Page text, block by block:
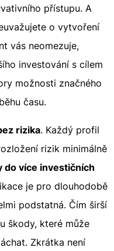
přístupu. A
o vytvoření
vás neomezuje,
investování s cílem
možnosti značného
času.
rizika. Každý profil
rizik minimálně
do více investičních
je pro dlouhodobě
podstatná. Čím širší
škody, které může
Zkrátka není